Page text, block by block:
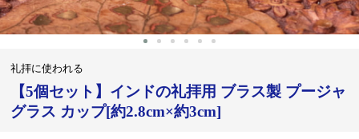
礼拝に使われる
【5個セット】インドの礼拝用 ブラス製 プージャ
グラス カップ[約2.8cm×約3cm]